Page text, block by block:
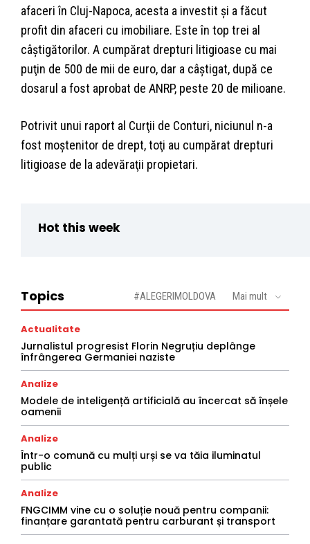
afaceri în Cluj-Napoca, acesta a investit şi a făcut
profit din afaceri cu imobiliare. Este în top trei al
câştigătorilor. A cumpărat drepturi litigioase cu mai
puţin de 500 de mii de euro, dar a câştigat, după ce
dosarul a fost aprobat de ANRP, peste 20 de milioane.
Potrivit unui raport al Curţii de Conturi, niciunul n-a
fost moştenitor de drept, toţi au cumpărat drepturi
litigioase de la adevăraţii propietari.
Hot this week
Topics #ALEGERIMOLDOVA Mai mult
Actualitate
Jurnalistul progresist Florin Negruțiu deplânge
înfrângerea Germaniei naziste
Analize
Modele de inteligență artificială au încercat să înșele
oamenii
Analize
Într-o comună cu mulți urși se va tăia iluminatul
public
Analize
FNGCIMM vine cu o soluție nouă pentru companii:
finanțare garantată pentru carburant și transport